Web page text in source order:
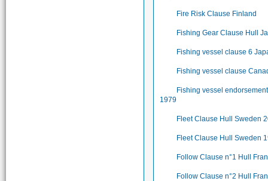
Fire Risk Clause Finland
Fishing Gear Clause Hull
Fishing vessel clause 6
Fishing vessel clause
Fishing vessel
1979
Fleet Clause Hull Sweden
Fleet Clause Hull Sweden
Follow Clause n°1 Hull
Follow Clause n°2 Hull